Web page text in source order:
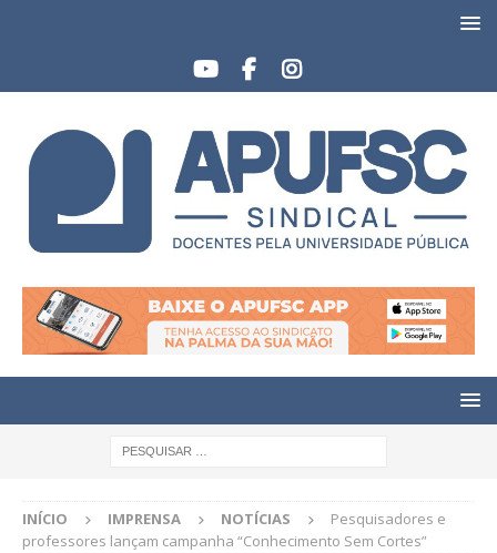
INÍCIO IMPRENSA NOTÍCIAS
Pesquisadores e
professores lançam campanha “Conhecimento Sem Cortes”